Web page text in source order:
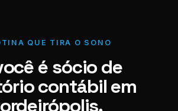
QUE TIRA O SONO
é sócio de
contábil em